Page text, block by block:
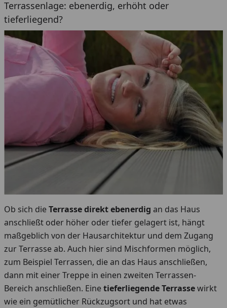
Terrassenlage: ebenerdig, erhöht oder
tieferliegend?
Ob sich dieTerrasse direkt ebenerdig an das Haus
anschließt oder höher oder tiefer gelagert ist, hängt
maßgeblich von der Hausarchitektur und dem Zugang
zur Terrasse ab. Auch hier sind Mischformen möglich,
zum Beispiel Terrassen, die an das Haus anschließen,
dann mit einer Treppe in einen zweiten Terrassen-
Bereich anschließen. Einetieferliegende Terrassewirkt
wie ein gemütlicher Rückzugsort und hat etwas